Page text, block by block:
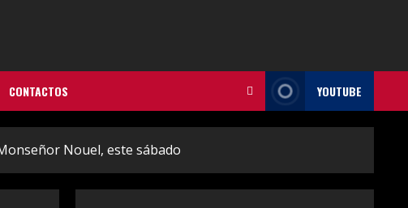
CONTACTOS YOUTUBE
Nouel, este sábado